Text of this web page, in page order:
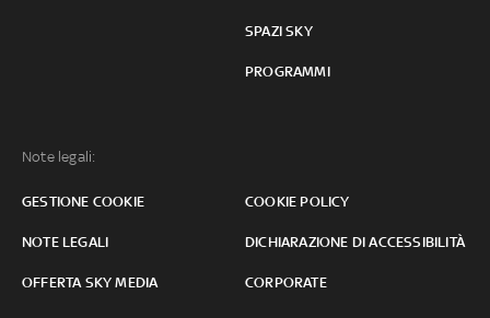
SPAZI SKY
PROGRAMMI
Note legali:
GESTIONE COOKIE COOKIE POLICY
NOTE LEGALI DICHIARAZIONE DI ACCESSIBILITÀ
OFFERTA SKY MEDIA CORPORATE